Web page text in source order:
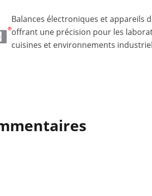
Balances électroniques et appareils
offrant une précision pour les
cuisines et environnements